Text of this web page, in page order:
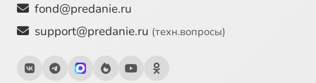
fond@predanie.ru
support@predanie.ru (техн.вопросы)